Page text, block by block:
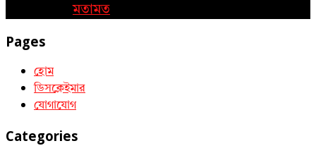
মতামত
Pages
হোম
ডিসক্লেইমার
যোগাযোগ
Categories